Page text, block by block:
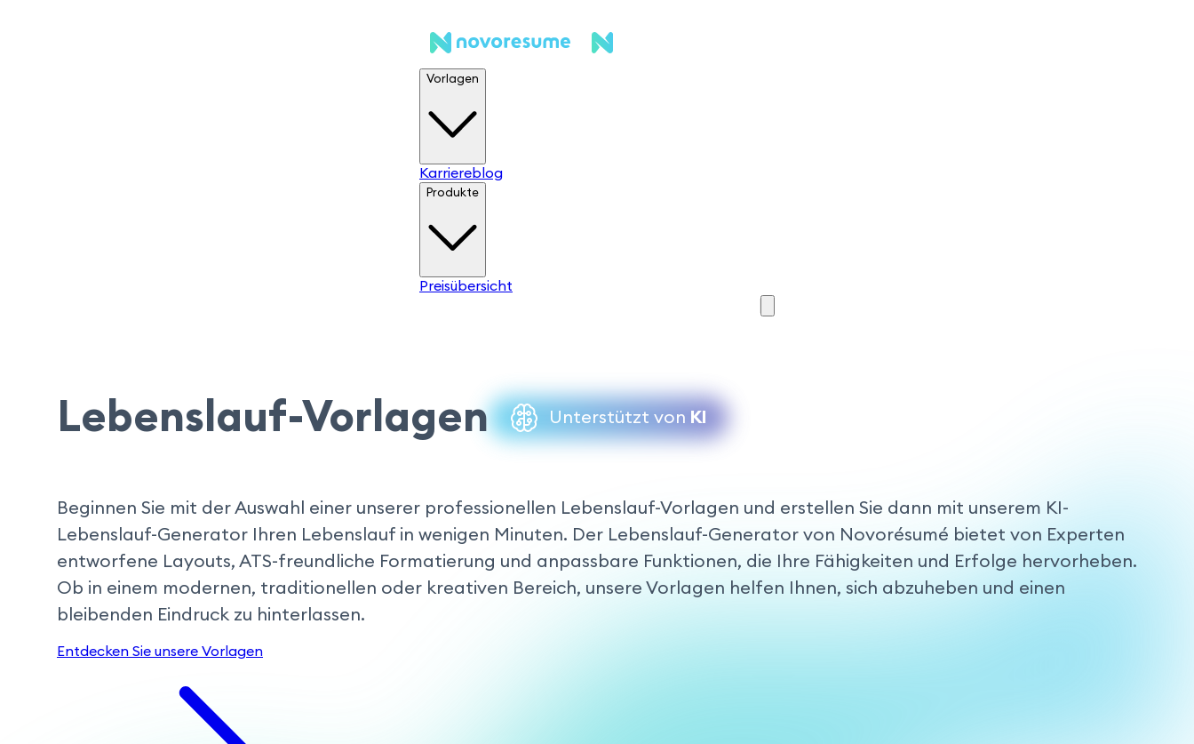
Vorlagen
Karriereblog
Produkte
Preisübersicht
Lebenslauf-Vorlagen Unterstützt von KI
Beginnen Sie mit der Auswahl einer unserer professionellen Lebenslauf-Vorlagen und erstellen Sie dann mit unserem KI-
Lebenslauf-Generator Ihren Lebenslauf in wenigen Minuten. Der Lebenslauf-Generator von Novorésumé bietet von Experten
entworfene Layouts, ATS-freundliche Formatierung und anpassbare Funktionen, die Ihre Fähigkeiten und Erfolge hervorheben.
Ob in einem modernen, traditionellen oder kreativen Bereich, unsere Vorlagen helfen Ihnen, sich abzuheben und einen
bleibenden Eindruck zu hinterlassen.
Entdecken Sie unsere Vorlagen